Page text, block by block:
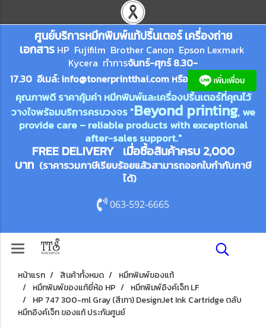
ศูนย์บริการหมึกพิมพ์แท้ปริ้นเตอร์ เครื่องถ่าย
เอกสาร HP Fujifilm Brother Canon Epson Lexmark
Kycera ทำการจันทร์-ศุกร์ 8.30-
17.30 อีเมล์:info@tonerprintthai.com หรือ
คุณภาพดี ราคาคุ้มค่า หมึกพิมพ์และเครื่องปริ้นเตอร์ที่คุณไว้
วางใจพร้อมบริการครบวงจร "Beyond printing, we
provide care – reliable products with exceptional
after-sales support."
FREE DELIVERY เมื่อซื้อสินค้าครบ 2,000
บาท (ราคารวมภาษีเรียบร้อยแล้วสามารถออกใบกำกับภาษี
ได้)
063-592-6665
หน้าแรก สินค้าทั้งหมด
หมึกพิมพ์ของแท้
หมึกพิมพ์ของแท้ยี่ห้อ HP
หมึกพิมพ์อิงค์เจ็ท LF
HP 747 300-ml Gray (สีเทา) DesignJet Ink Cartridge ตลับ
หมึกอิงค์เจ็ท ของแท้ ประกันศูนย์